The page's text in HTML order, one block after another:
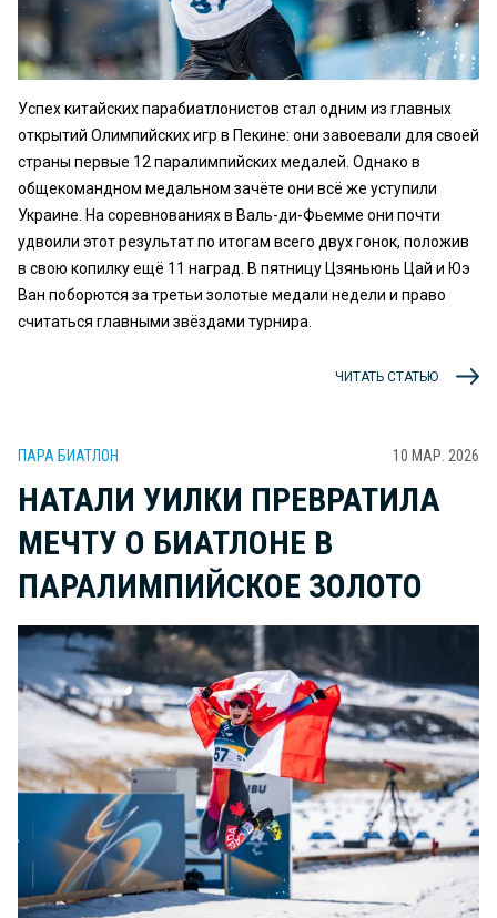
Успех китайских парабиатлонистов стал одним из главных
открытий Олимпийских игр в Пекине: они завоевали для своей
страны первые 12 паралимпийских медалей. Однако в
общекомандном медальном зачёте они всё же уступили
Украине. На соревнованиях в Валь-ди-Фьемме они почти
удвоили этот результат по итогам всего двух гонок, положив
в свою копилку ещё 11 наград. В пятницу Цзяньюнь Цай и Юэ
Ван поборются за третьи золотые медали недели и право
считаться главными звёздами турнира.
ЧИТАТЬ СТАТЬЮ
ПАРА БИАТЛОН 10 МАР. 2026
НАТАЛИ УИЛКИ ПРЕВРАТИЛА
МЕЧТУ О БИАТЛОНЕ В
ПАРАЛИМПИЙСКОЕ ЗОЛОТО